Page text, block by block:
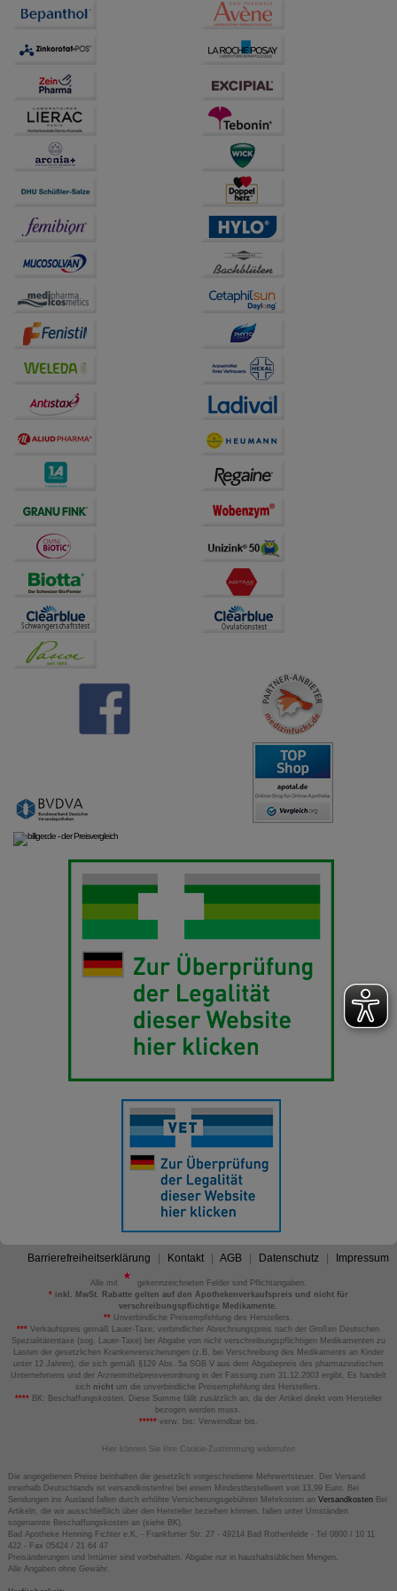
Dritte wie z.B. Google oder soziale Medien
übertragen werden.
Barrierefreiheitserklärung Kontakt AGB Datenschutz Impressum
Alle mit
gekennzeichneten Felder sind Pflichtangaben.
*inkl. MwSt. Rabatte gelten auf den Apothekenverkaufspreis und nicht für
verschreibungspflichtige Medikamente.
** Unverbindliche Preisempfehlung des Herstellers.
*** Verkaufspreis gemäß Lauer-Taxe; verbindlicher Abrechnungspreis nach der Großen Deutschen
Spezialitätentaxe (sog. Lauer-Taxe) bei Abgabe von nicht verschreibungspflichtigen Medikamenten zu
Lasten der gesetzlichen Krankenversicherungen (z.B. bei Verschreibung des Medikaments an Kinder
unter 12 Jahren), die sich gemäß §129 Abs. 5a SGB V aus dem Abgabepreis des pharmazeutischen
Unternehmens und der Arzneimittelpreisverordnung in der Fassung zum 31.12.2003 ergibt. Es handelt
sich nicht um die unverbindliche Preisempfehlung des Herstellers.
****BK: Beschaffungskosten. Diese Summe fällt zusätzlich an, da der Artikel direkt vom Hersteller
bezogen werden muss.
*****verw. bis: Verwendbar bis.
Hier können Sie Ihre Cookie-Zustimmung widerrufen
Die angegebenen Preise beinhalten die gesetzlich vorgeschriebene Mehrwertsteuer. Der Versand
innerhalb Deutschlands ist versandkostenfrei bei einem Mindestbestellwert von 13,99 Euro. Bei
Sendungen ins Ausland fallen durch erhöhte Versicherungsgebühren Mehrkosten an VersandkostenBei
Artikeln, die wir ausschließlich über den Hersteller beziehen können, fallen unter Umständen
sogenannte Beschaffungskosten an (siehe BK).
Bad Apotheke Henning Fichter e.K. - Frankfurter Str. 27 - 49214 Bad Rothenfelde - Tel 0800 / 10 11
422 - Fax 05424 / 21 64 47
Preisänderungen und Irrtümer sind vorbehalten. Abgabe nur in haushaltsüblichen Mengen.
Alle Angaben ohne Gewähr.